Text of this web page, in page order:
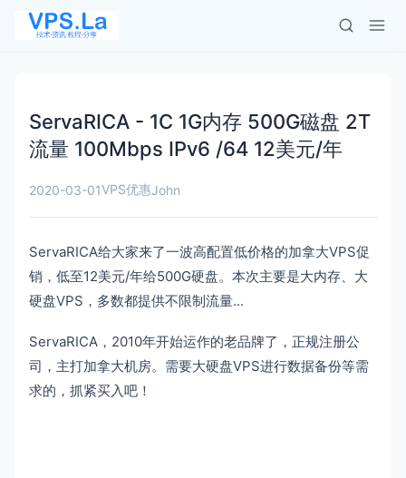
ServaRICA - 1C 1G内存 500G磁盘 2T
流量 100Mbps IPv6 /64 12美元/年
2020-03-01VPS优惠John
ServaRICA给大家来了一波高配置低价格的加拿大VPS促
销，低至12美元/年给500G硬盘。本次主要是大内存、大
硬盘VPS，多数都提供不限制流量...
ServaRICA，2010年开始运作的老品牌了，正规注册公
司，主打加拿大机房。需要大硬盘VPS进行数据备份等需
求的，抓紧买入吧！